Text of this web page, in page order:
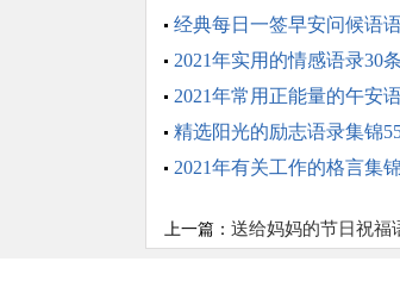
经典每日一签早安问候语
2021年实用的情感语录30条
2021年常用正能量的午安
精选阳光的励志语录集锦
2021年有关工作的格言集
上一篇： 送给妈妈的节日祝福